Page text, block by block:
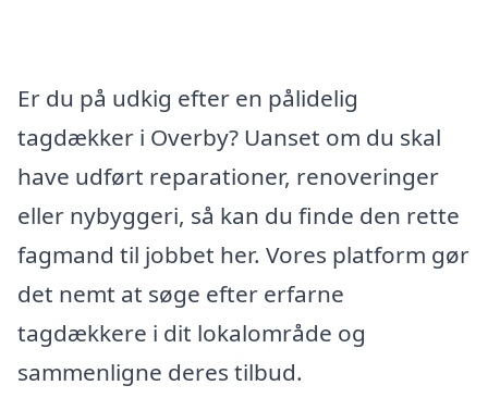
Er du på udkig efter en pålidelig
tagdækker i Overby? Uanset om du skal
have udført reparationer, renoveringer
eller nybyggeri, så kan du finde den rette
fagmand til jobbet her. Vores platform gør
det nemt at søge efter erfarne
tagdækkere i dit lokalområde og
sammenligne deres tilbud.